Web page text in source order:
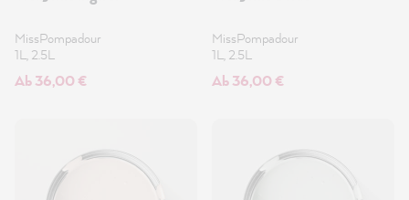
MissPompadour
1L, 2.5L
Ab 36,00 €
MissPompadour
1L, 2.5L
Ab 36,00 €